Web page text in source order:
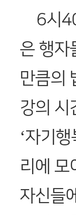
6시40
은 행자
만큼의
강의 시
‘자기
리에
자신들